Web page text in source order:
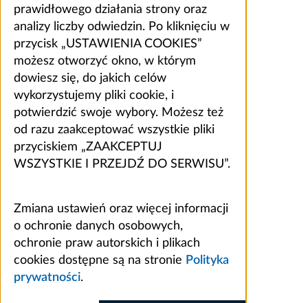
prawidłowego działania strony oraz
analizy liczby odwiedzin. Po kliknięciu w
przycisk „USTAWIENIA COOKIES”
możesz otworzyć okno, w którym
dowiesz się, do jakich celów
wykorzystujemy pliki cookie, i
potwierdzić swoje wybory. Możesz też
od razu zaakceptować wszystkie pliki
przyciskiem „ZAAKCEPTUJ
WSZYSTKIE I PRZEJDŹ DO SERWISU”.
Zmiana ustawień oraz więcej informacji
o ochronie danych osobowych,
ochronie praw autorskich i plikach
cookies dostępne są na stronie Polityka
prywatności.